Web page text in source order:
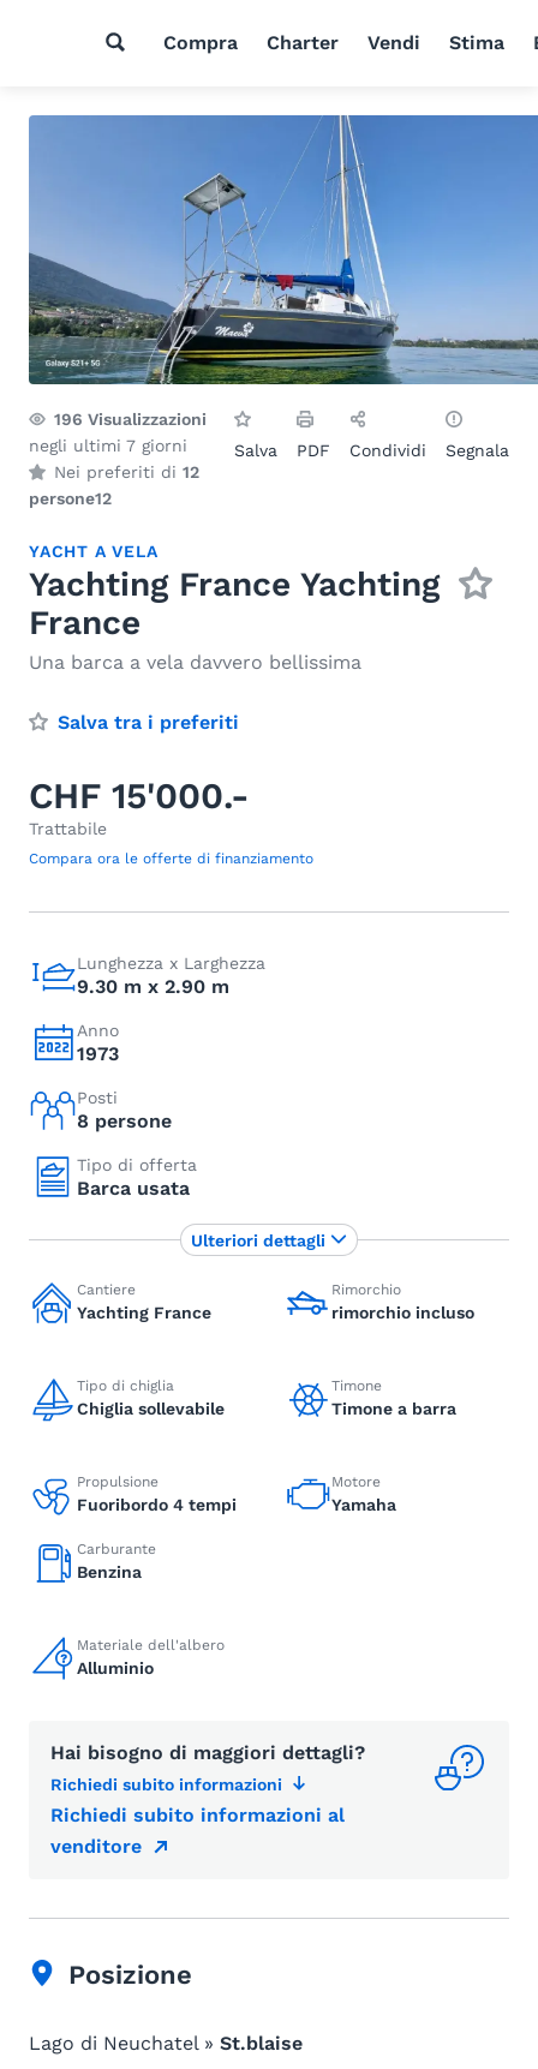
Compra Charter Vendi Stima
196 Visualizzazioni
negli ultimi 7 giorni
Nei preferiti di 12
persone12
Salva PDF Condividi Segnala
YACHT A VELA
Yachting France Yachting
France
Una barca a vela davvero bellissima
Salva tra i preferiti
CHF 15'000.-
Trattabile
Compara ora le offerte di finanziamento
Lunghezza x Larghezza
9.30 m x 2.90 m
Anno
1973
Posti
8 persone
Tipo di offerta
Barca usata
Cantiere
Yachting France
Rimorchio
rimorchio incluso
Tipo di chiglia
Chiglia sollevabile
Timone
Timone a barra
Propulsione
Fuoribordo 4 tempi
Motore
Yamaha
Carburante
Benzina
Materiale dell'albero
Alluminio
Hai bisogno di maggiori dettagli?
Richiedi subito informazioni
Richiedi subito informazioni al
venditore
Ulteriori dettagli
Posizione
Lago di Neuchatel » St.blaise